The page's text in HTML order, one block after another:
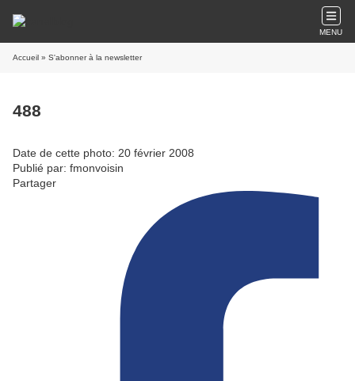
MENU
Accueil » S'abonner à la newsletter
488
Date de cette photo: 20 février 2008
Publié par: fmonvoisin
Partager